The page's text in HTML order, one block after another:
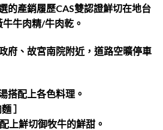
的產銷履歷CAS雙認證鮮切在地台
牛肉精/牛肉乾。
府、故宮南院附近，道路空曠停車
搭配上各色料理。
］
上鮮切御牧牛的鮮甜。